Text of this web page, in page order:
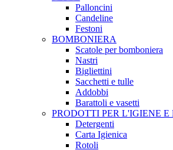
Palloncini
Candeline
Festoni
BOMBONIERA
Scatole per bomboniera
Nastri
Bigliettini
Sacchetti e tulle
Addobbi
Barattoli e vasetti
PRODOTTI PER L'IGIENE E
Detergenti
Carta Igienica
Rotoli